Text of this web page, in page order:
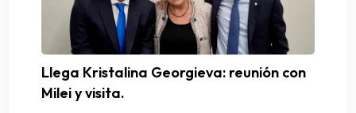
Llega Kristalina Georgieva: reunión con
Milei y visita.